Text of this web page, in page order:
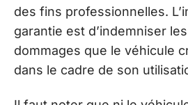
des fins professionnelles.
garantie est d’indemniser
dommages que le véhicule
dans le cadre de son